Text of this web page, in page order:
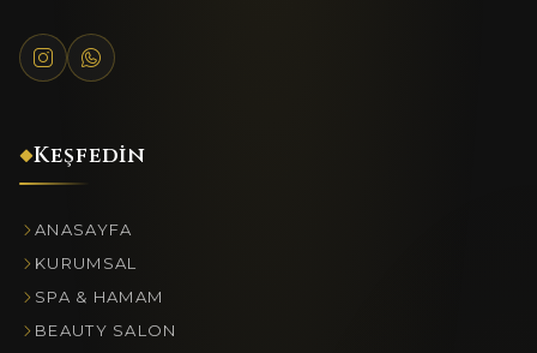
Keşfedin
ANASAYFA
KURUMSAL
SPA & HAMAM
BEAUTY SALON